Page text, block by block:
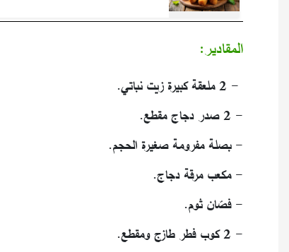
المقادير:
- 2 ملعقة كبيرة زيت نباتي.
- 2 صدر دجاج مقطع.
- بصلة مفرومة صغيرة الحجم.
- مكعب مرقة دجاج.
- فصّان ثوم.
- 2 كوب فطر طازج ومقطع.